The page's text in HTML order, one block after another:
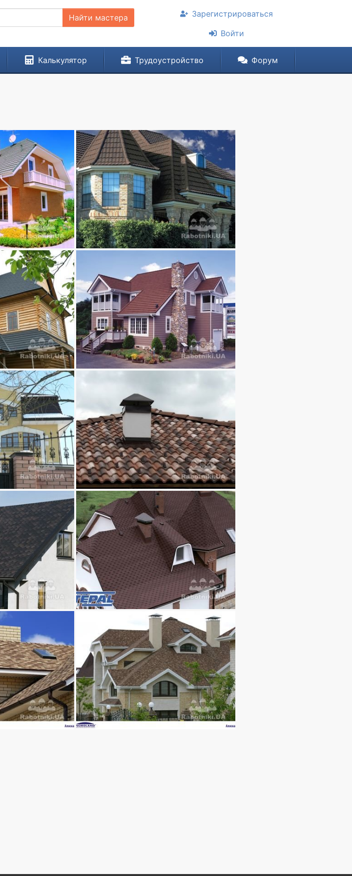
Найти мастера
Зарегистрироваться
Войти
Калькулятор Трудоустройство Форум